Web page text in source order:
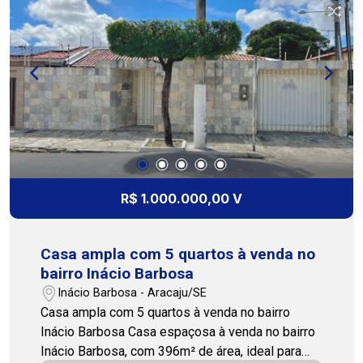
agradável, cozinha espaçosa, área de serviço,
dependência de empregada, depósito, quintal,
piscina privativa, 3 vagas de garagem. Área de
lazer do condomínio: Brinquedoteca, salão de
festas, salão de jogos, piscina adulto e infantil,
campo de futebol, parque infantil, academia
equipada, espaço gourmet. Um imóvel completo,
ideal para quem deseja viver com conforto,
segurança e lazer em um dos melhores
condomínios da região. Entre em contato para
mais informações ou para agendar uma visita.
(79)3231-1010 - Cohab Premium Imobiliária
R$ 1.000.000,00 V
Casa ampla com 5 quartos à venda no
bairro Inácio Barbosa
Inácio Barbosa - Aracaju/SE
Casa ampla com 5 quartos à venda no bairro
Inácio Barbosa Casa espaçosa à venda no bairro
Inácio Barbosa, com 396m² de área, ideal para